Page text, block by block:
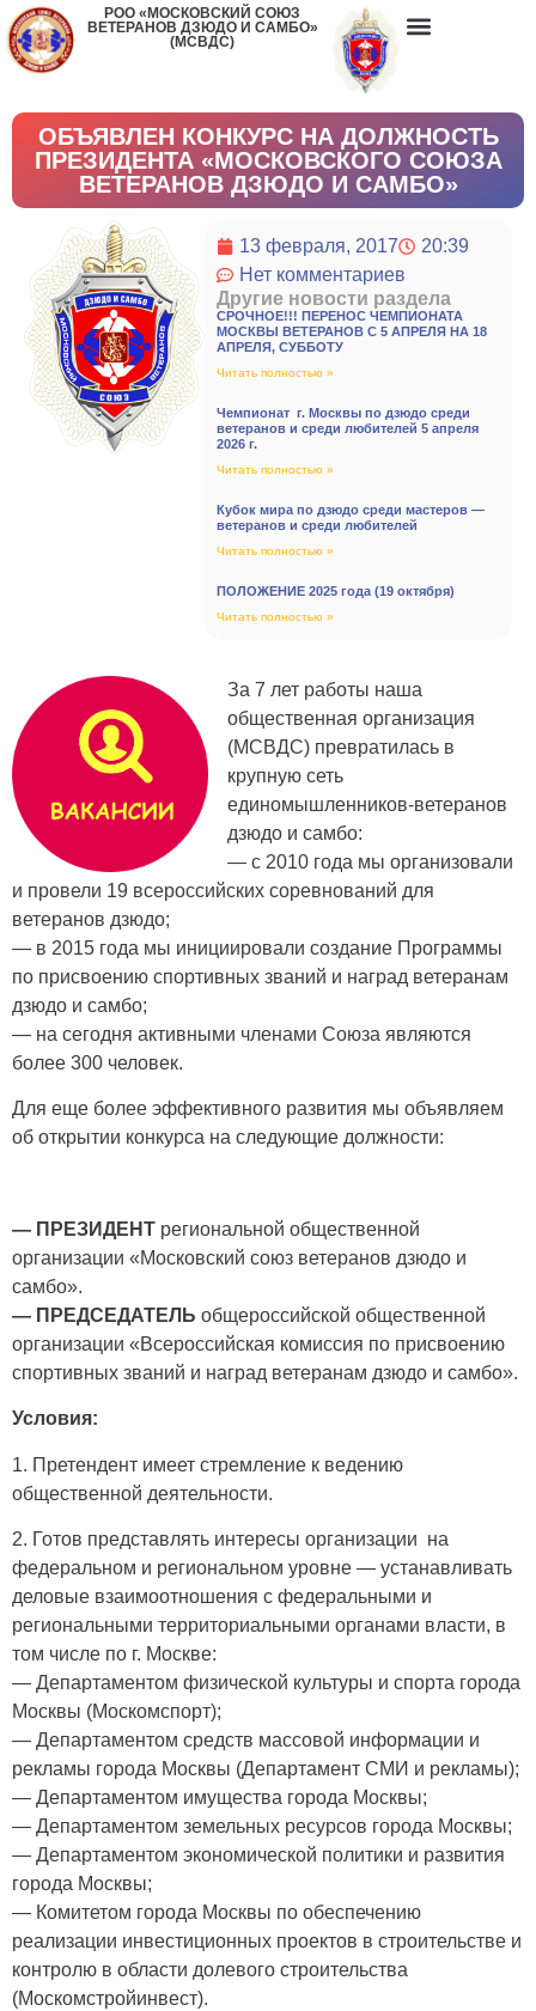
РОО «МОСКОВСКИЙ СОЮЗ
ВЕТЕРАНОВ ДЗЮДО И САМБО»
(МСВДС)
ОБЪЯВЛЕН КОНКУРС НА ДОЛЖНОСТЬ
ПРЕЗИДЕНТА «МОСКОВСКОГО СОЮЗА
ВЕТЕРАНОВ ДЗЮДО И САМБО»
13 февраля, 2017
20:39
Нет комментариев
Другие новости раздела
СРОЧНОЕ!!! ПЕРЕНОС ЧЕМПИОНАТА
МОСКВЫ ВЕТЕРАНОВ С 5 АПРЕЛЯ НА 18
АПРЕЛЯ, СУББОТУ
Читать полностью »
Чемпионат г. Москвы по дзюдо среди
ветеранов и среди любителей 5 апреля
2026 г.
Читать полностью »
Кубок мира по дзюдо среди мастеров —
ветеранов и среди любителей
Читать полностью »
ПОЛОЖЕНИЕ 2025 года (19 октября)
Читать полностью »
За 7 лет работы наша
общественная организация
(МСВДС) превратилась в
крупную сеть
единомышленников-ветеранов
дзюдо и самбо:
— с 2010 года мы организовали
и провели 19 всероссийских соревнований для
ветеранов дзюдо;
— в 2015 года мы инициировали создание Программы
по присвоению спортивных званий и наград ветеранам
дзюдо и самбо;
— на сегодня активными членами Союза являются
более 300 человек.
Для еще более эффективного развития мы объявляем
об открытии конкурса на следующие должности:
— ПРЕЗИДЕНТ региональной общественной
организации «Московский союз ветеранов дзюдо и
самбо».
— ПРЕДСЕДАТЕЛЬ общероссийской общественной
организации «Всероссийская комиссия по присвоению
спортивных званий и наград ветеранам дзюдо и самбо».
Условия:
1. Претендент имеет стремление к ведению
общественной деятельности.
2. Готов представлять интересы организации на
федеральном и региональном уровне — устанавливать
деловые взаимоотношения с федеральными и
региональными территориальными органами власти, в
том числе по г. Москве:
— Департаментом физической культуры и спорта города
Москвы (Москомспорт);
— Департаментом средств массовой информации и
рекламы города Москвы (Департамент СМИ и рекламы);
— Департаментом имущества города Москвы;
— Департаментом земельных ресурсов города Москвы;
— Департаментом экономической политики и развития
города Москвы;
— Комитетом города Москвы по обеспечению
реализации инвестиционных проектов в строительстве и
контролю в области долевого строительства
(Москомстройинвест).